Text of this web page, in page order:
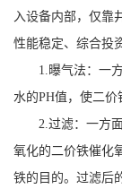
入设备内部，仅靠
性能稳定、综合投
1.曝气法：一方
水的PH值，使二价
2.过滤：一方面
氧化的二价铁催化
铁的目的。过滤后